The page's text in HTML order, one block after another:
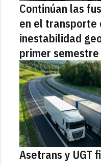
Continúan las
en el transporte
inestabilidad
primer semestre
Asetrans y UGT